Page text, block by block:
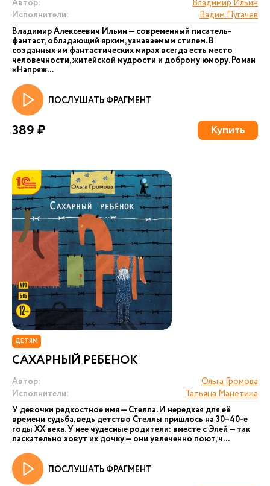
Автор:
Владимир Ильин
Исполнители:
Вадим Пугачев
Владимир Алексеевич Ильин — современный писатель-
фантаст, обладающий ярким, узнаваемым стилем. В
созданных им фантастических мирах всегда есть место
человечности, житейской мудрости и доброму юмору. Роман
«Напряж...
ПОСЛУШАТЬ ФРАГМЕНТ
389 ₽ Купить
ДЕТЯМ
САХАРНЫЙ РЕБЕНОК
Автор:
Ольга Громова
Исполнители:
Татьяна Манетина
У девочки редкостное имя — Стелла. И нередкая для её
времени судьба, ведь детство Стеллы пришлось на 30–40-е
годы XX века. У нее чудесные родители: вместе с Элей — так
ласкательно зовут их дочку — они увлеченно поют, ч...
ПОСЛУШАТЬ ФРАГМЕНТ